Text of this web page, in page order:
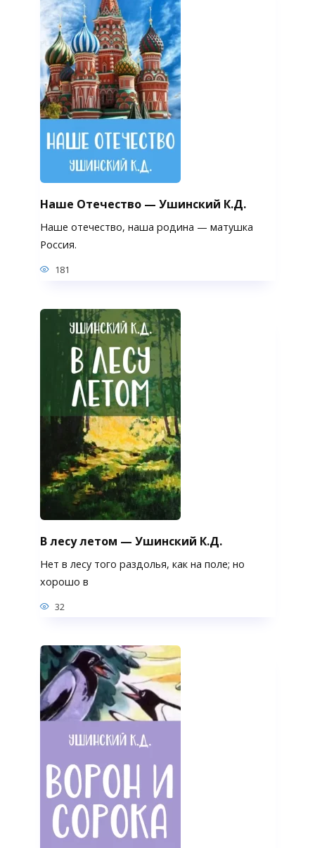
Наше Отечество — Ушинский К.Д.
Наше отечество, наша родина — матушка
Россия.
181
В лесу летом — Ушинский К.Д.
Нет в лесу того раздолья, как на поле; но
хорошо в
32